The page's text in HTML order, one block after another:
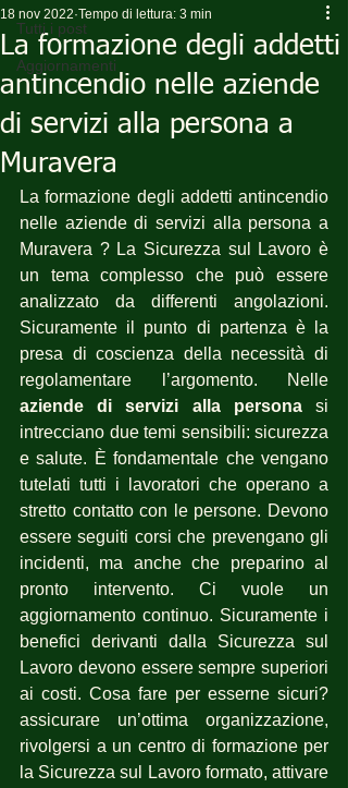
Tutti i post
Aggiornamenti
La formazione degli addetti
antincendio nelle aziende
di servizi alla persona a
Muravera
18 nov 2022 Tempo di lettura: 3 min
La formazione degli addetti antincendio
nelle aziende di servizi alla persona a
Muravera ? La Sicurezza sul Lavoro è
un tema complesso che può essere
analizzato da differenti angolazioni.
Sicuramente il punto di partenza è la
presa di coscienza della necessità di
aziende di servizi alla persona si
intrecciano due temi sensibili: sicurezza
e salute. È fondamentale che vengano
tutelati tutti i lavoratori che operano a
stretto contatto con le persone. Devono
essere seguiti corsi che prevengano gli
incidenti, ma anche che preparino al
pronto intervento. Ci vuole un
aggiornamento continuo. Sicuramente i
benefici derivanti dalla Sicurezza sul
Lavoro devono essere sempre superiori
ai costi. Cosa fare per esserne sicuri?
assicurare un’ottima organizzazione,
rivolgersi a un centro di formazione per
la Sicurezza sul Lavoro formato, attivare